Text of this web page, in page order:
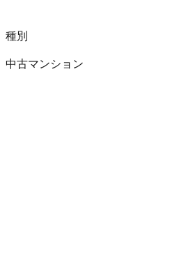
種別
中古マンション